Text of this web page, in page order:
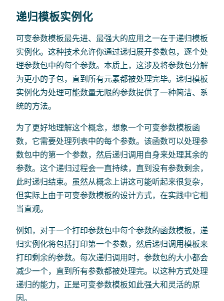
递归模板实例化
可变参数模板最先进、最强大的应用之一在于递归模板
实例化。这种技术允许你通过递归展开参数包，逐个处
理参数包中的每个参数。本质上，这涉及将参数包分解
为更小的子包，直到所有元素都被处理完毕。递归模板
实例化为处理可能数量无限的参数提供了一种简洁、系
统的方法。
为了更好地理解这个概念，想象一个可变参数模板函
数，它需要处理列表中的每个参数。该函数可以处理参
数包中的第一个参数，然后递归调用自身来处理其余的
参数。这个递归过程会一直持续，直到没有参数剩余，
此时递归结束。虽然从概念上讲这可能听起来很复杂，
但实际上由于可变参数模板的设计方式，在实践中它相
当直观。
例如，对于一个打印参数包中每个参数的函数模板，递
归实例化将包括打印第一个参数，然后递归调用模板来
打印剩余的参数。每次递归调用时，参数包的大小都会
减少一个，直到所有参数都被处理完。以这种方式处理
递归的能力，正是可变参数模板如此强大和灵活的原
因。